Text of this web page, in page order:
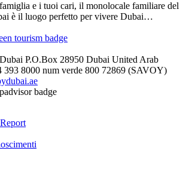
e i tuoi cari, il monolocale familiare del
è il luogo perfetto per vivere Dubai…
P.O.Box 28950 Dubai United Arab
393 8000 num verde 800 72869 (SAVOY)